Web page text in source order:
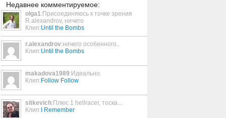
If I Let You Go
3:41
3:02
In Christ Alone
3:36
Недавнее комментируемое:
olga1:Присоединяюсь к точке зрения
R.alexandrov, ничего
Клип:Until the Bombs
r.alexandrov:ничего особенного..
Клип:Until the Bombs
makadova1989:Идеально.
Клип: Follow Follow
sitkevich:Плюс 1 hellracer, тоска...
Клип: I Remember